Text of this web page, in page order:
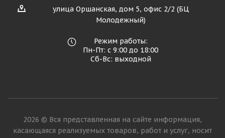
улица Оршанская, дом 5, офис 2/2 (БЦ
Молодежный)
Режим работы:
Пн-Пт: с 9:00 до 18:00
Сб-Вс: выходной
2026 © Вся представленная на сайте информация,
касающаяся реализуемых товаров, работ и услуг, носит